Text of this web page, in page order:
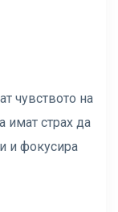
чувството на
имат страх да
и фокусира